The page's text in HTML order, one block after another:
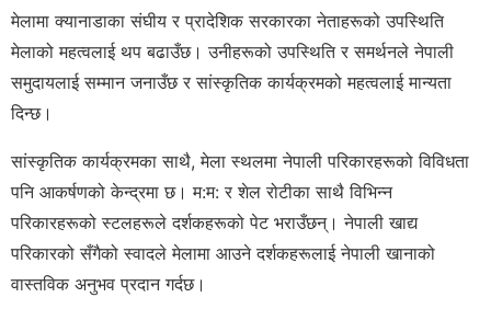
मेलामा क्यानाडाका संघीय र प्रादेशिक सरकारका नेताहरूको उपस्थिति
मेलाको महत्वलाई थप बढाउँछ। उनीहरूको उपस्थिति र समर्थनले नेपाली
समुदायलाई सम्मान जनाउँछ र सांस्कृतिक कार्यक्रमको महत्वलाई मान्यता
दिन्छ।
सांस्कृतिक कार्यक्रमका साथै, मेला स्थलमा नेपाली परिकारहरूको विविधता
पनि आकर्षणको केन्द्रमा छ। म:म: र शेल रोटीका साथै विभिन्न
परिकारहरूको स्टलहरूले दर्शकहरूको पेट भराउँछन्। नेपाली खाद्य
परिकारको सँगैको स्वादले मेलामा आउने दर्शकहरूलाई नेपाली खानाको
वास्तविक अनुभव प्रदान गर्दछ।